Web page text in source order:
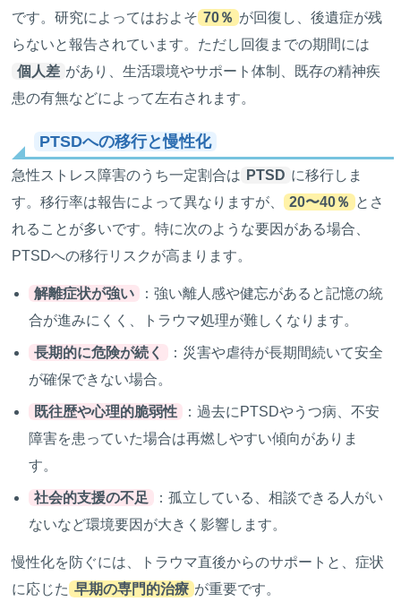
です。研究によってはおよそ 70％ が回復し、後遺症が残
らないと報告されています。ただし回復までの期間には
個人差 があり、生活環境やサポート体制、既存の精神疾
患の有無などによって左右されます。
PTSDへの移行と慢性化
急性ストレス障害のうち一定割合は PTSD に移行しま
す。移行率は報告によって異なりますが、 20〜40％ とさ
れることが多いです。特に次のような要因がある場合、
PTSDへの移行リスクが高まります。
解離症状が強い
：強い離人感や健忘があると記憶の統
合が進みにくく、トラウマ処理が難しくなります。
長期的に危険が続く
：災害や虐待が長期間続いて安全
が確保できない場合。
既往歴や心理的脆弱性
：過去にPTSDやうつ病、不安
障害を患っていた場合は再燃しやすい傾向がありま
す。
社会的支援の不足
：孤立している、相談できる人がい
ないなど環境要因が大きく影響します。
慢性化を防ぐには、トラウマ直後からのサポートと、症状
に応じた 早期の専門的治療 が重要です。